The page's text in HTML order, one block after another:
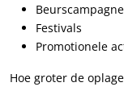
Festivals
Promotionele
Hoe groter de